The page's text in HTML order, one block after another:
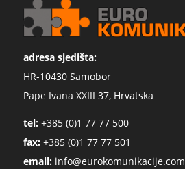
adresa sjedišta:
HR-10430 Samobor
Pape Ivana XXIII 37, Hrvatska
tel:+385 (0)1 77 77 500
fax:+385 (0)1 77 77 501
email:info@eurokomunikacije.com